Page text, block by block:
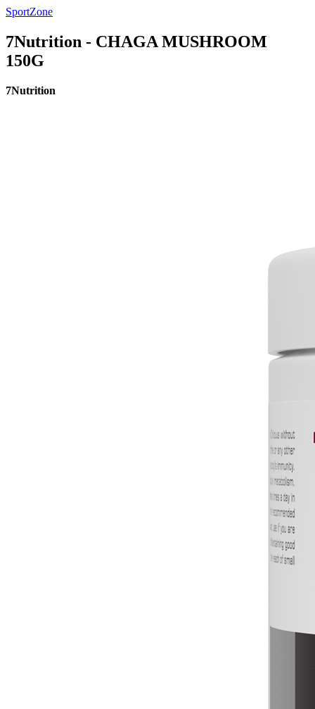
SportZone
7Nutrition - CHAGA MUSHROOM
150G
7Nutrition